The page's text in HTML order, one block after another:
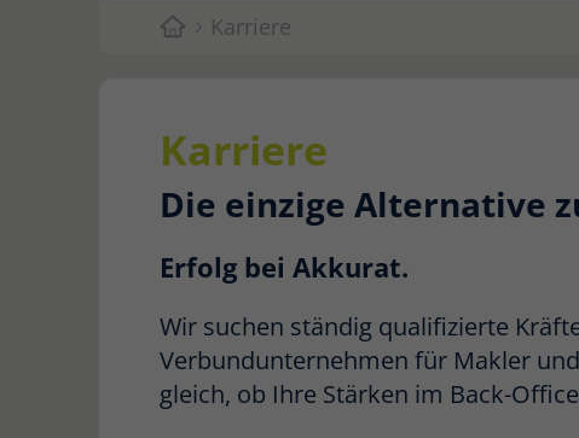
Karriere
Karriere
Die einzige Alternative
Erfolg bei Akkurat.
Wir suchen ständig qualifizierte
Verbundunternehmen für Makler
gleich, ob Ihre Stärken im Back-